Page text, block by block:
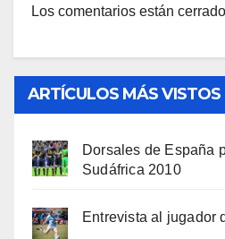
Los comentarios están
ARTÍCULOS MÁS VISTOS
Dorsales de España
Sudáfrica 2010
Entrevista al jugador